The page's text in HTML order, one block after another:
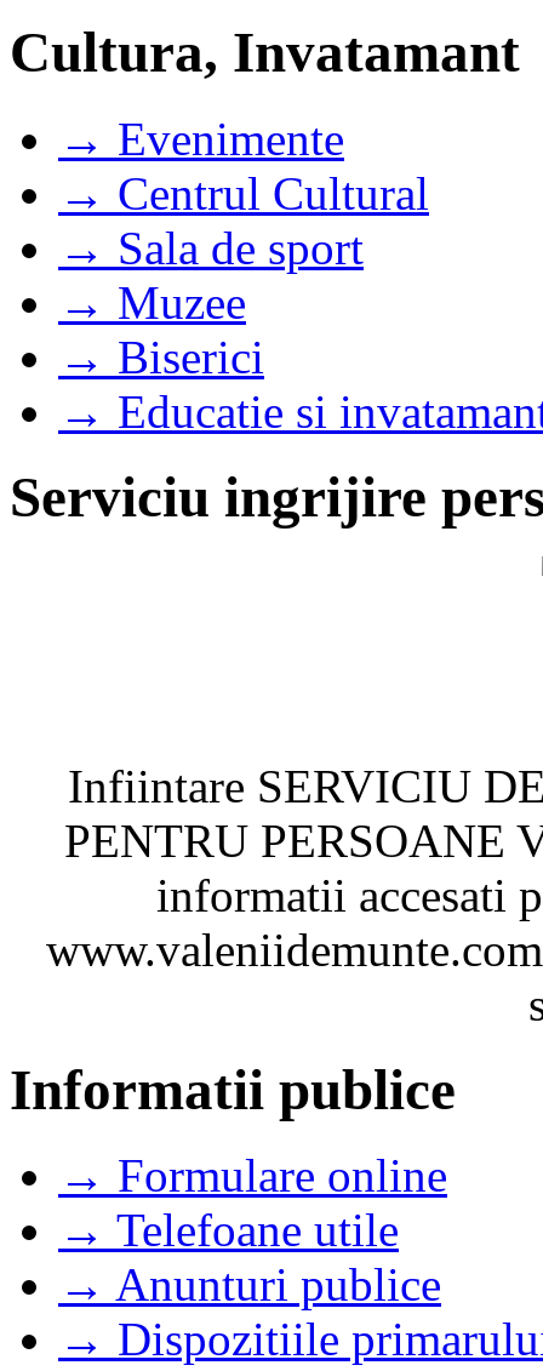
Cultura, Invatamant
→ Evenimente
→ Centrul Cultural
→ Sala de sport
→ Muzee
→ Biserici
→ Educatie si
Serviciu ingrijire
Infiintare SERVICIU
PENTRU PERSOANE
informatii accesati
Informatii publice
→ Formulare online
→ Telefoane utile
→ Anunturi publice
→ Dispozitiile